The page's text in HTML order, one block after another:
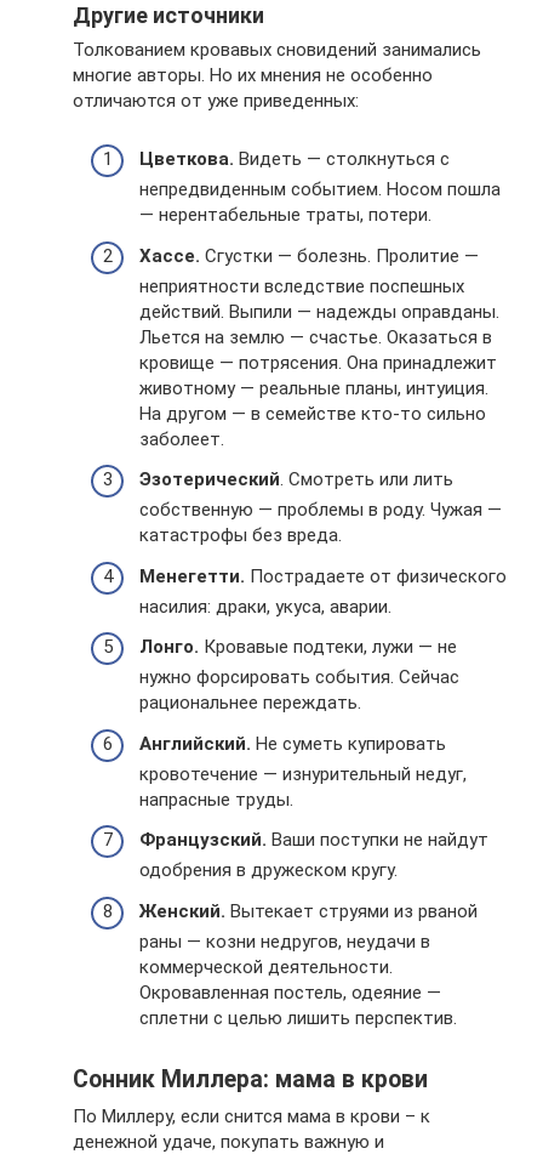
Другие источники
Толкованием кровавых сновидений занимались
многие авторы. Но их мнения не особенно
отличаются от уже приведенных:
Цветкова. Видеть — столкнуться с
непредвиденным событием. Носом пошла
— нерентабельные траты, потери.
Хассе. Сгустки — болезнь. Пролитие —
неприятности вследствие поспешных
действий. Выпили — надежды оправданы.
Льется на землю — счастье. Оказаться в
кровище — потрясения. Она принадлежит
животному — реальные планы, интуиция.
На другом — в семействе кто-то сильно
заболеет.
Эзотерический. Смотреть или лить
собственную — проблемы в роду. Чужая —
катастрофы без вреда.
Менегетти. Пострадаете от физического
насилия: драки, укуса, аварии.
Лонго. Кровавые подтеки, лужи — не
нужно форсировать события. Сейчас
рациональнее переждать.
Английский. Не суметь купировать
кровотечение — изнурительный недуг,
напрасные труды.
Французский. Ваши поступки не найдут
одобрения в дружеском кругу.
Женский. Вытекает струями из рваной
раны — козни недругов, неудачи в
коммерческой деятельности.
Окровавленная постель, одеяние —
сплетни с целью лишить перспектив.
Сонник Миллера: мама в крови
По Миллеру, если снится мама в крови – к
денежной удаче, покупать важную и